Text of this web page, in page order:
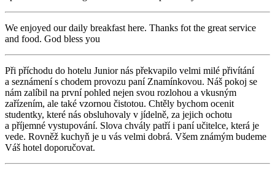
We enjoyed our daily breakfast here. Thanks fot the great service
and food. God bless you
Při příchodu do hotelu Junior nás překvapilo velmi milé přivítání
a seznámení s chodem provozu paní Znamínkovou. Náš pokoj se
nám zalíbil na první pohled nejen svou rozlohou a vkusným
zařízením, ale také vzornou čistotou. Chtěly bychom ocenit
studentky, které nás obsluhovaly v jídelně, za jejich ochotu
a příjemné vystupování. Slova chvály patří i paní učitelce, která je
vede. Rovněž kuchyň je u vás velmi dobrá. Všem známým budeme
Váš hotel doporučovat.